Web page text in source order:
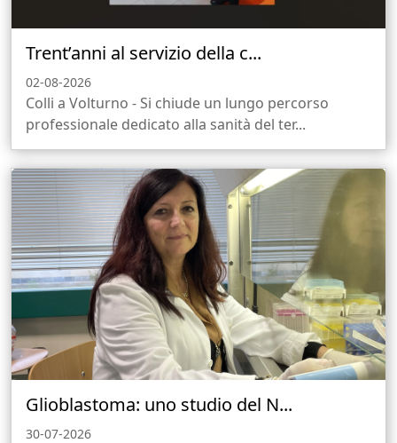
Trent’anni al servizio della c...
02-08-2026
Colli a Volturno - Si chiude un lungo percorso
professionale dedicato alla sanità del ter...
Glioblastoma: uno studio del N...
30-07-2026